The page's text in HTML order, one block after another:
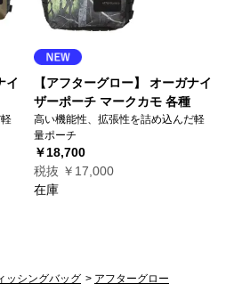
イ
【アフターグロー】 オーガナイ
ザーポーチ マークカモ 各種
高い機能性、拡張性を詰め込んだ軽
量ポーチ
￥18,700
税抜 ￥17,000
在庫
ッシングバッグ > アフターグロー